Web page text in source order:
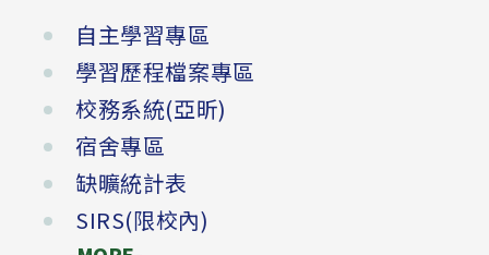
自主學習專區
學習歷程檔案專區
校務系統(亞昕)
宿舍專區
缺曠統計表
SIRS(限校內)